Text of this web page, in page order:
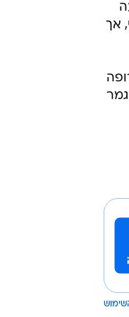
אך
וזכה באליפות ב-2014. באירופה
ב-2011, הגיע לחצי גמר